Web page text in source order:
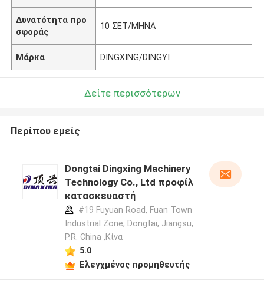
Δυνατότητα προ
σφοράς
10 ΣΕΤ/ΜΗΝΑ
Μάρκα DINGXING/DINGYI
Δείτε περισσότερων
Περίπου εμείς
Dongtai Dingxing Machinery
Technology Co., Ltd προφίλ
κατασκευαστή
#19 Fuyuan Road, Fuan Town
Industrial Zone, Dongtai, Jiangsu,
P.R. China ,Κίνα
5.0
Ελεγχμένος προμηθευτής